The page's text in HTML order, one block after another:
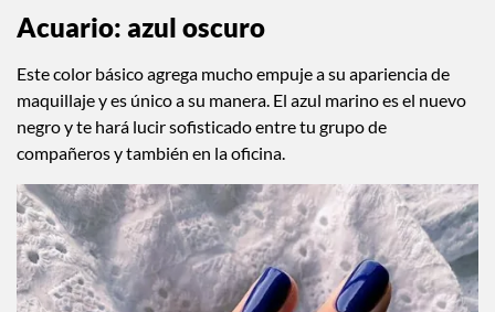
Acuario: azul oscuro
Este color básico agrega mucho empuje a su apariencia de
maquillaje y es único a su manera. El azul marino es el nuevo
negro y te hará lucir sofisticado entre tu grupo de
compañeros y también en la oficina.